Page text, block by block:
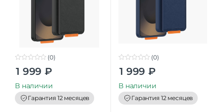
t
o
f
5
(0)
1 999 ₽
В наличии
Гарантия 12 месяцев
t
o
f
5
(0)
1 999 ₽
В наличии
Гарантия 12 месяцев